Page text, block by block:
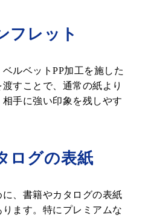
フレット
ルベットPP加工を施した
すことで、通常の紙より
手に強い印象を残しやす
ログの表紙
、書籍やカタログの表紙
ます。特にプレミアムな